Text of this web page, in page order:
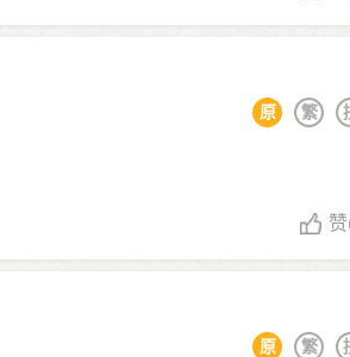
繁
原
赞
繁
原